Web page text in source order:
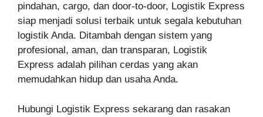
pindahan, cargo, dan door-to-door, Logistik Express
siap menjadi solusi terbaik untuk segala kebutuhan
logistik Anda. Ditambah dengan sistem yang
profesional, aman, dan transparan, Logistik
Express adalah pilihan cerdas yang akan
memudahkan hidup dan usaha Anda.
Hubungi Logistik Express sekarang dan rasakan